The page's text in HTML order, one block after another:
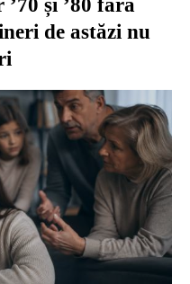
și ’80 fără
de astăzi nu